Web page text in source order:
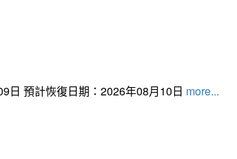
日 預計恢復日期：2026年08月10日 more...